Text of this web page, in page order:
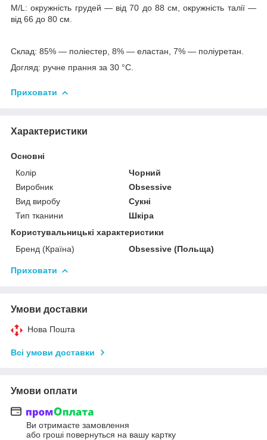
M/L: окружність грудей — від 70 до 88 см, окружність талії —
від 66 до 80 см.
Склад: 85% — поліестер, 8% — еластан, 7% — поліуретан.
Догляд: ручне прання за 30 °C.
Приховати
Характеристики
Основні
Колір
Чорний
Виробник
Obsessive
Вид виробу
Сукні
Тип тканини
Шкіра
Користувальницькі характеристики
Бренд (Країна)
Obsessive (Польща)
Приховати
Умови доставки
Нова Пошта
Всі умови доставки
Умови оплати
Ви отримаєте замовлення
або гроші повернуться на вашу картку